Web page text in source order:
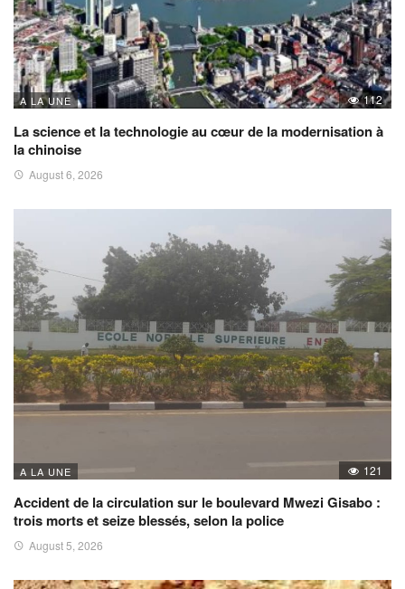
A LA UNE 112
La science et la technologie au cœur de la modernisation à
la chinoise
August 6, 2026
A LA UNE 121
Accident de la circulation sur le boulevard Mwezi Gisabo :
trois morts et seize blessés, selon la police
August 5, 2026